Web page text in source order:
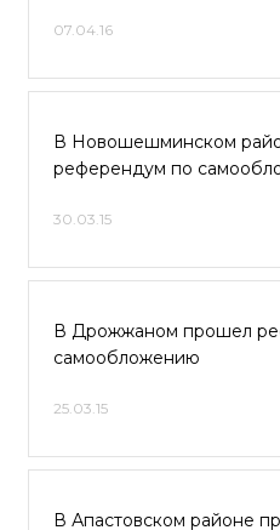
07.04.16
В Новошешминском
референдум по
30.03.15
В Дрожжаном прошел
самообложению
25.03.15
В Апастовском районе